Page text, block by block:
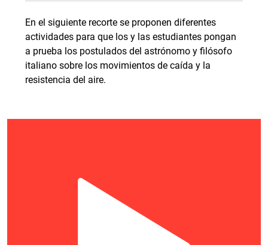
En el siguiente recorte se proponen diferentes
actividades para que los y las estudiantes pongan
a prueba los postulados del astrónomo y filósofo
italiano sobre los movimientos de caída y la
resistencia del aire.